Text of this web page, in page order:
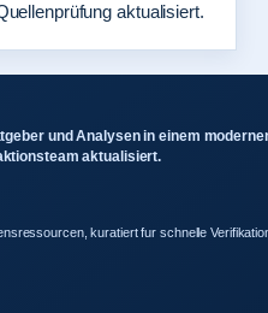
aktualisiert.
und Analysen in einem
aktualisiert.
kuratiert fur schnelle